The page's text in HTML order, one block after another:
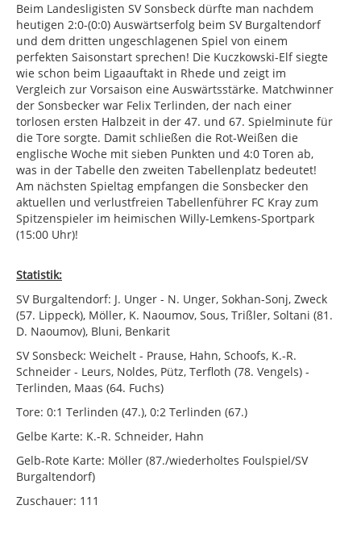
Beim Landesligisten SV Sonsbeck dürfte man nachdem
heutigen 2:0-(0:0) Auswärtserfolg beim SV Burgaltendorf
und dem dritten ungeschlagenen Spiel von einem
perfekten Saisonstart sprechen! Die Kuczkowski-Elf siegte
wie schon beim Ligaauftakt in Rhede und zeigt im
Vergleich zur Vorsaison eine Auswärtsstärke. Matchwinner
der Sonsbecker war Felix Terlinden, der nach einer
torlosen ersten Halbzeit in der 47. und 67. Spielminute für
die Tore sorgte. Damit schließen die Rot-Weißen die
englische Woche mit sieben Punkten und 4:0 Toren ab,
was in der Tabelle den zweiten Tabellenplatz bedeutet!
Am nächsten Spieltag empfangen die Sonsbecker den
aktuellen und verlustfreien Tabellenführer FC Kray zum
Spitzenspieler im heimischen Willy-Lemkens-Sportpark
(15:00 Uhr)!
Statistik:
SV Burgaltendorf: J. Unger - N. Unger, Sokhan-Sonj, Zweck
(57. Lippeck), Möller, K. Naoumov, Sous, Trißler, Soltani (81.
D. Naoumov), Bluni, Benkarit
SV Sonsbeck: Weichelt - Prause, Hahn, Schoofs, K.-R.
Schneider - Leurs, Noldes, Pütz, Terfloth (78. Vengels) -
Terlinden, Maas (64. Fuchs)
Tore: 0:1 Terlinden (47.), 0:2 Terlinden (67.)
Gelbe Karte: K.-R. Schneider, Hahn
Gelb-Rote Karte: Möller (87./wiederholtes Foulspiel/SV
Burgaltendorf)
Zuschauer: 111